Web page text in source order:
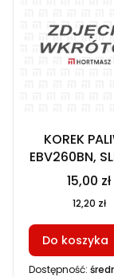
KOREK
EBV260BN,
SLP600,
HPS140, BCD
52,
15,00 zł
12,20 zł
Do koszyka
Dostępność: